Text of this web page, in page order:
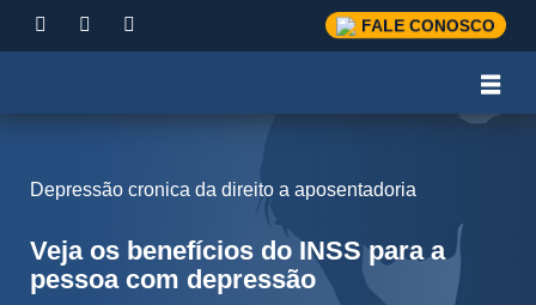
FALE CONOSCO
Depressão cronica da direito a aposentadoria
Veja os benefícios do INSS para a
pessoa com depressão